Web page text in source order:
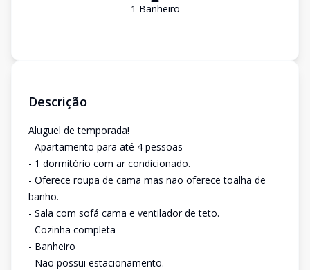
1 Banheiro
Descrição
Aluguel de temporada!
- Apartamento para até 4 pessoas
- 1 dormitório com ar condicionado.
- Oferece roupa de cama mas não oferece toalha de
banho.
- Sala com sofá cama e ventilador de teto.
- Cozinha completa
- Banheiro
- Não possui estacionamento.